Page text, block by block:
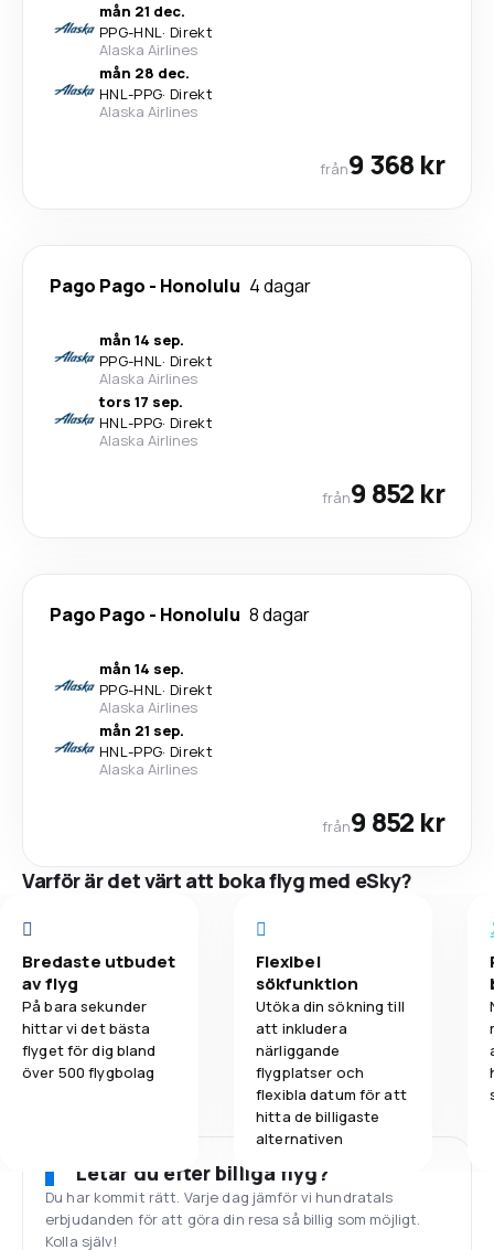
mån 21 dec.
PPG-HNL· Direkt
Alaska Airlines
mån 28 dec.
HNL-PPG· Direkt
Alaska Airlines
från9 368 kr
Pago Pago - Honolulu 4 dagar
mån 14 sep.
PPG-HNL· Direkt
Alaska Airlines
tors 17 sep.
HNL-PPG· Direkt
Alaska Airlines
från9 852 kr
Pago Pago - Honolulu 8 dagar
mån 14 sep.
PPG-HNL· Direkt
Alaska Airlines
mån 21 sep.
HNL-PPG· Direkt
Alaska Airlines
från9 852 kr
Varför är det värt att boka flyg med eSky?
Bredaste utbudet
av flyg
På bara sekunder
hittar vi det bästa
flyget för dig bland
över 500 flygbolag
Flexibel
sökfunktion
Utöka din sökning till
att inkludera
närliggande
flygplatser och
flexibla datum för att
hitta de billigaste
alternativen
Letar du efter billiga flyg?
Du har kommit rätt. Varje dag jämför vi hundratals
erbjudanden för att göra din resa så billig som möjligt.
Kolla själv!